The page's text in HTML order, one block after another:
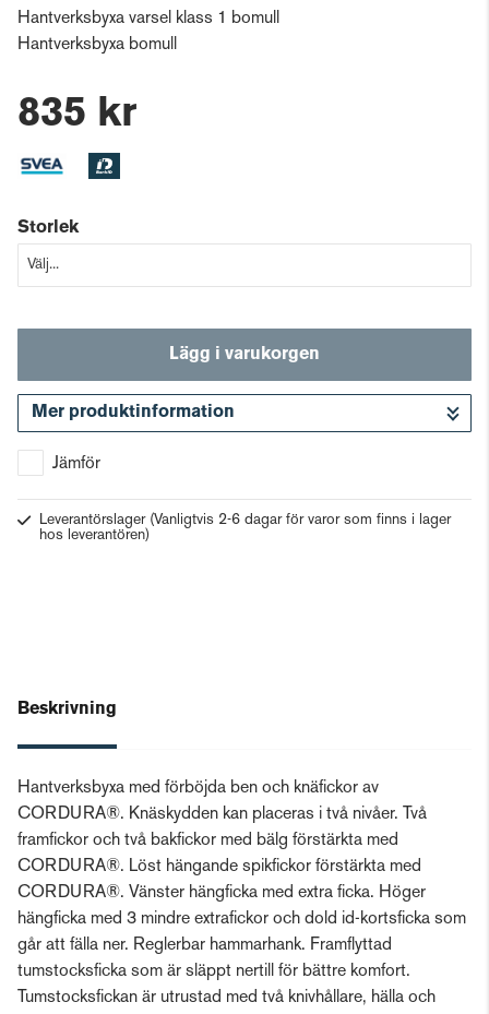
Hantverksbyxa varsel klass 1 bomull
Hantverksbyxa bomull
835 kr
Storlek
Lägg i varukorgen
Mer produktinformation
Jämför
Leverantörslager (Vanligtvis 2-6 dagar för varor som finns i lager
hos leverantören)
Beskrivning
Hantverksbyxa med förböjda ben och knäfickor av
CORDURA®. Knäskydden kan placeras i två nivåer. Två
framfickor och två bakfickor med bälg förstärkta med
CORDURA®. Löst hängande spikfickor förstärkta med
CORDURA®. Vänster hängficka med extra ficka. Höger
hängficka med 3 mindre extrafickor och dold id-kortsficka som
går att fälla ner. Reglerbar hammarhank. Framflyttad
tumstocksficka som är släppt nertill för bättre komfort.
Tumstocksfickan är utrustad med två knivhållare, hälla och